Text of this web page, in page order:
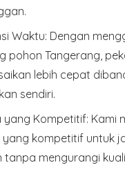
Waktu: Dengan
pohon Tangerang,
lebih cepat
sendiri.
yang Kompetitif: Kami
kompetitif untuk
tanpa mengurangi